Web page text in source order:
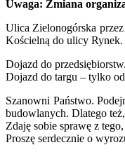
Uwaga: Zmiana
Ulica Zielonogórska
Kościelną do ulicy Rynek.
Dojazd do
Dojazd do targu – tylko
Szanowni Państwo.
budowlanych. Dlatego
Zdaję sobie sprawę z
Proszę serdecznie o